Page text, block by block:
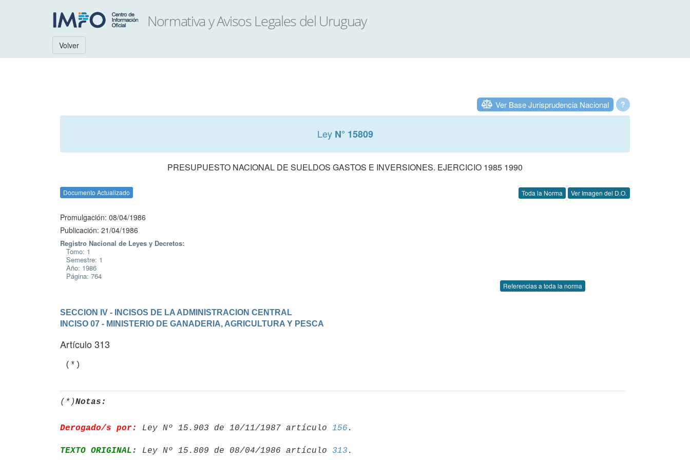
Volver
?
Ver Base Jurisprudencia Nacional
Ley N° 15809
PRESUPUESTO NACIONAL DE SUELDOS GASTOS E INVERSIONES. EJERCICIO 1985 1990
Documento Actualizado Toda la Norma Ver Imagen del D.O.
Promulgación: 08/04/1986
Publicación: 21/04/1986
Registro Nacional de Leyes y Decretos:
Tomo: 1
Semestre: 1
Año: 1986
Página: 764
Referencias a toda la norma
SECCION IV - INCISOS DE LA ADMINISTRACION CENTRAL
INCISO 07 - MINISTERIO DE GANADERIA, AGRICULTURA Y PESCA
Artículo 313
(*)Notas:
Derogado/s por: Ley Nº 15.903 de 10/11/1987 artículo 156
TEXTO ORIGINAL: Ley Nº 15.809 de 08/04/1986 artículo 313